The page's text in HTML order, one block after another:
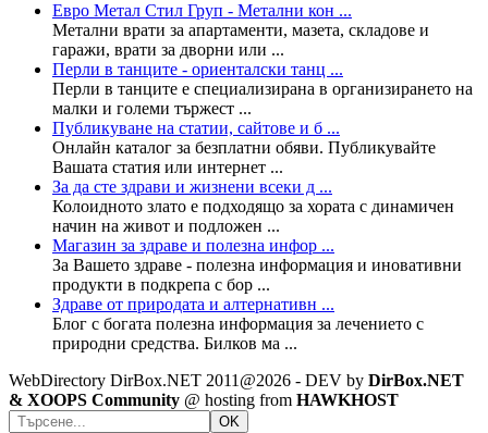
Евро Метал Стил Груп - Метални кон ...
Метални врати за апартаменти, мазета, складове и
гаражи, врати за дворни или ...
Перли в танците - ориенталски танц ...
Перли в танците е специализирана в организирането на
малки и големи тържест ...
Публикуване на статии, сайтове и б ...
Онлайн каталог за безплатни обяви. Публикувайте
Вашата статия или интернет ...
За да сте здрави и жизнени всеки д ...
Колoидното злато е подходящо за хората с динамичен
начин на живот и подложен ...
Магазин за здраве и полезна инфор ...
За Вашето здраве - полезна информация и иновативни
продукти в подкрепа с бор ...
Здраве от природата и алтернативн ...
Блог с богата полезна информация за лечението с
природни средства. Билков ма ...
WebDirectory DirBox.NET 2011@2026 - DEV by DirBox.NET
& XOOPS Community @ hosting from HAWKHOST
OK